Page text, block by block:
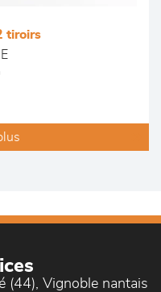
tiroirs
(44), Vignoble nantais